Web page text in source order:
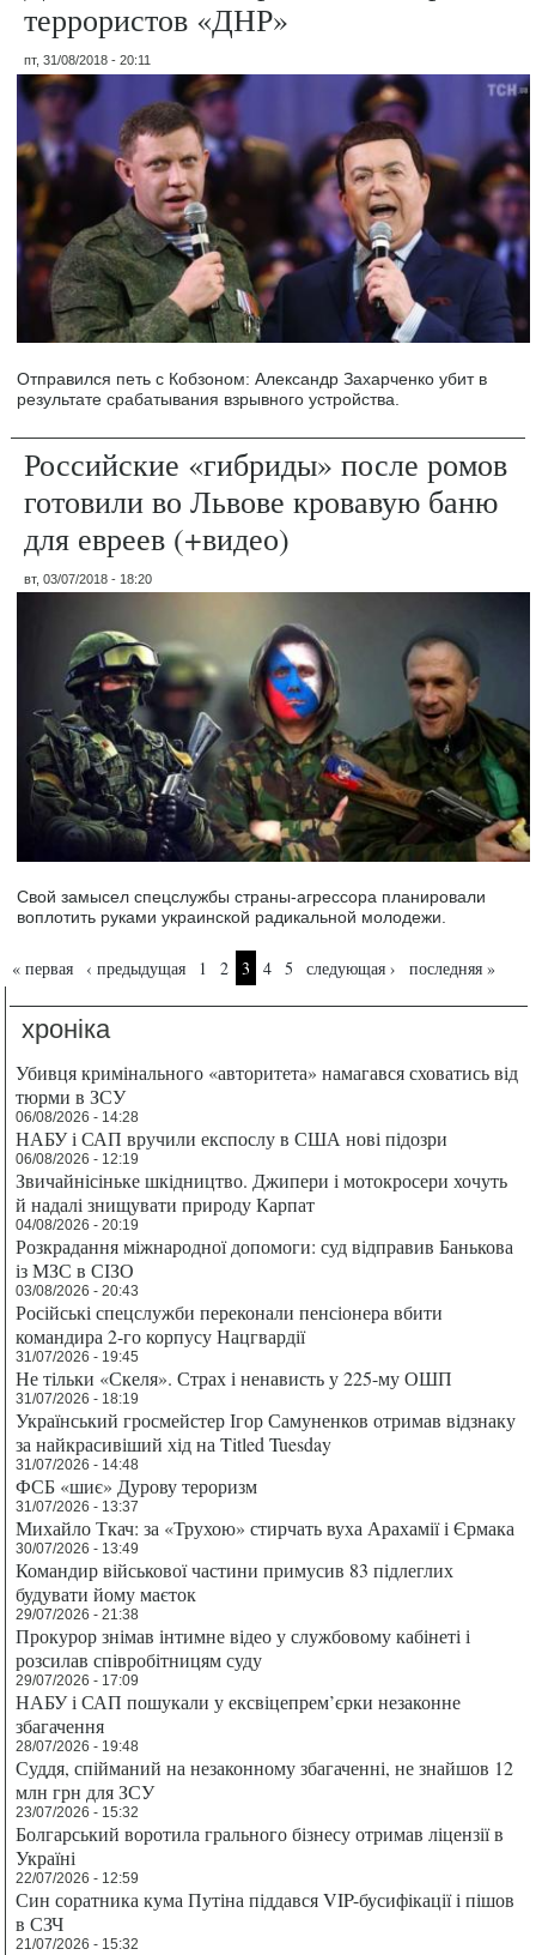
террористов «ДНР»
пт, 31/08/2018 - 20:11
Отправился петь с Кобзоном: Александр Захарченко убит в
результате срабатывания взрывного устройства.
Российские «гибриды» после ромов
готовили во Львове кровавую баню
для евреев (+видео)
вт, 03/07/2018 - 18:20
Свой замысел спецслужбы страны-агрессора планировали
воплотить руками украинской радикальной молодежи.
Страницы
« первая ‹ предыдущая 1 2 3 4 5 следующая › последняя »
хроніка
Убивця кримінального «авторитета» намагався сховатись від
тюрми в ЗСУ
06/08/2026 - 14:28
НАБУ і САП вручили експослу в США нові підозри
06/08/2026 - 12:19
Звичайнісіньке шкідництво. Джипери і мотокросери хочуть
й надалі знищувати природу Карпат
04/08/2026 - 20:19
Розкрадання міжнародної допомоги: суд відправив Банькова
із МЗС в СІЗО
03/08/2026 - 20:43
Російські спецслужби переконали пенсіонера вбити
командира 2-го корпусу Нацгвардії
31/07/2026 - 19:45
Не тільки «Скеля». Страх і ненависть у 225-му ОШП
31/07/2026 - 18:19
Український гросмейстер Ігор Самуненков отримав відзнаку
за найкрасивіший хід на Titled Tuesday
31/07/2026 - 14:48
ФСБ «шиє» Дурову тероризм
31/07/2026 - 13:37
Михайло Ткач: за «Трухою» стирчать вуха Арахамії і Єрмака
30/07/2026 - 13:49
Командир військової частини примусив 83 підлеглих
будувати йому маєток
29/07/2026 - 21:38
Прокурор знімав інтимне відео у службовому кабінеті і
розсилав співробітницям суду
29/07/2026 - 17:09
НАБУ і САП пошукали у ексвіцепрем’єрки незаконне
збагачення
28/07/2026 - 19:48
Суддя, спійманий на незаконному збагаченні, не знайшов 12
млн грн для ЗСУ
23/07/2026 - 15:32
Болгарський воротила грального бізнесу отримав ліцензії в
Україні
22/07/2026 - 12:59
Син соратника кума Путіна піддався VIP-бусифікації і пішов
в СЗЧ
21/07/2026 - 15:32